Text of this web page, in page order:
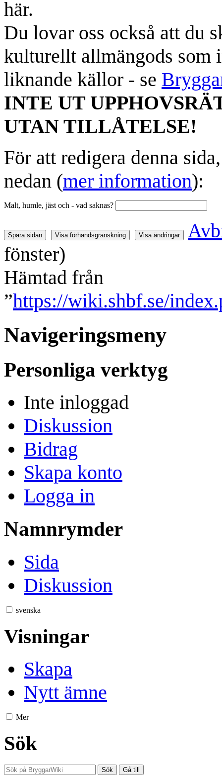
här.
Du lovar oss också att du
kulturellt allmängods som
liknande källor - se
INTE UT
UTAN TILLÅTELSE!
För att redigera denna
nedan (mer information):
Malt, humle, jäst och - vad saknas?
fönster)
Hämtad från
”https://wiki.shbf.se/
Navigeringsmeny
Personliga verktyg
Inte inloggad
Diskussion
Bidrag
Skapa konto
Logga in
Namnrymder
Sida
Diskussion
svenska
Visningar
Skapa
Nytt ämne
Mer
Sök